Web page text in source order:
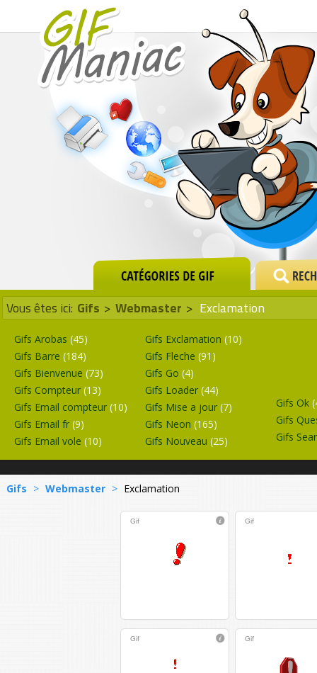
Vous êtes ici: Gifs > Webmaster > Exclamation
Gifs Arobas (45)
Gifs Barre (184)
Gifs Bienvenue (73)
Gifs Compteur (13)
Gifs Email compteur (10)
Gifs Email fr (9)
Gifs Email vole (10)
Gifs Exclamation (10)
Gifs Fleche (91)
Gifs Go (4)
Gifs Loader (44)
Gifs Mise a jour (7)
Gifs Neon (165)
Gifs Nouveau (25)
Gifs Ok
Gifs
Gifs
Gifs > Webmaster > Exclamation
Gif Gif
Gif Gif